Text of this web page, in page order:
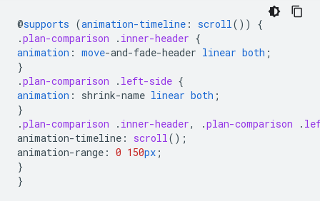
@supports (animation-timeline : scroll())
{
.plan-comparison . inner-header {
animation : move-and-fade-header linear both ;
}
.plan-comparison . left-side {
animation : shrink-name linear both ;
}
.plan-comparison . inner-header, .plan-comparison .
animation-timeline : scroll();
animation-range : 0 150px ;
}
}